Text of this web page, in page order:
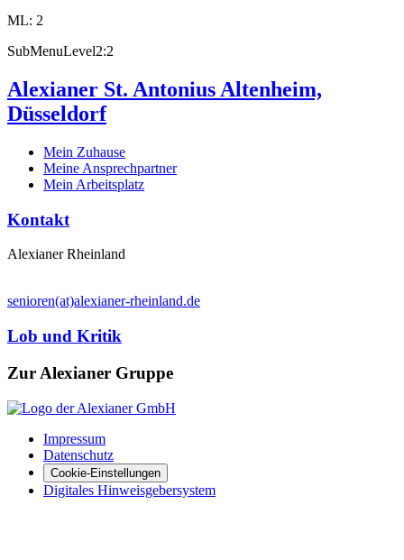
ML: 2
SubMenuLevel2:2
Alexianer St. Antonius Altenheim,
Düsseldorf
Mein Zuhause
Meine Ansprechpartner
Mein Arbeitsplatz
Kontakt
Alexianer Rheinland
senioren(at)alexianer-rheinland.de
Lob und Kritik
Zur Alexianer Gruppe
Impressum
Datenschutz
Cookie-Einstellungen
Digitales Hinweisgebersystem